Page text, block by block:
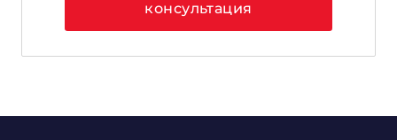
консультация